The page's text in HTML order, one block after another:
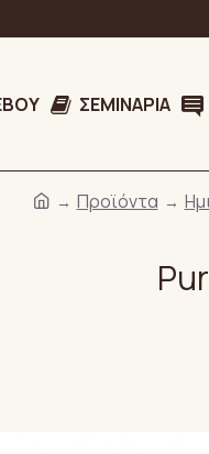
ΣΕΜΙΝΆΡΙΑ
Προϊόντα